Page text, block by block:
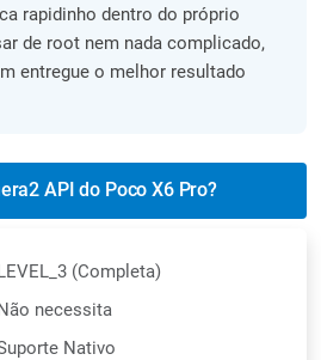
rapidinho dentro do próprio
de root nem nada complicado,
entregue o melhor resultado
API do Poco X6 Pro?
(Completa)
necessita
Nativo